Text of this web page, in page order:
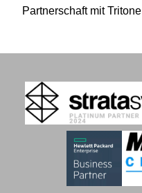
Partnerschaft mit Tritone